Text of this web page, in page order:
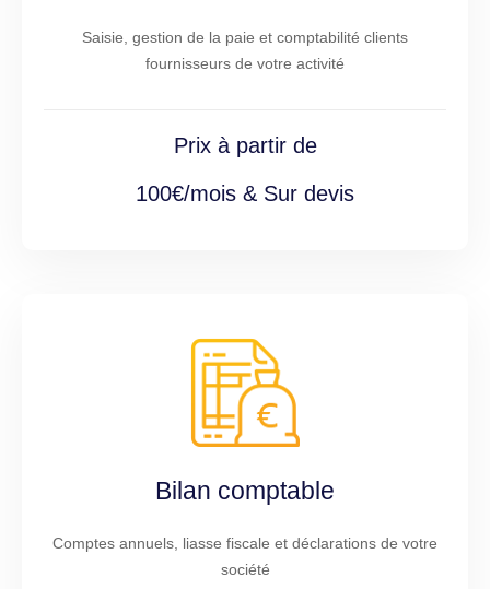
Saisie, gestion de la paie et comptabilité clients
fournisseurs de votre activité
Prix à partir de
100€/mois & Sur devis
Bilan comptable
Comptes annuels, liasse fiscale et déclarations de votre
société